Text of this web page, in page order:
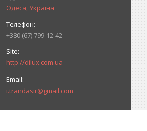
Одеса, Україна
+380 (67) 799-12-42
http://dilux.com.ua
i.trandasir@gmail.com